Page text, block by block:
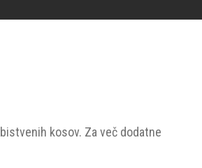
kosov. Za več dodatne